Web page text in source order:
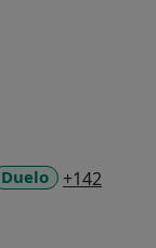
Duelo +142